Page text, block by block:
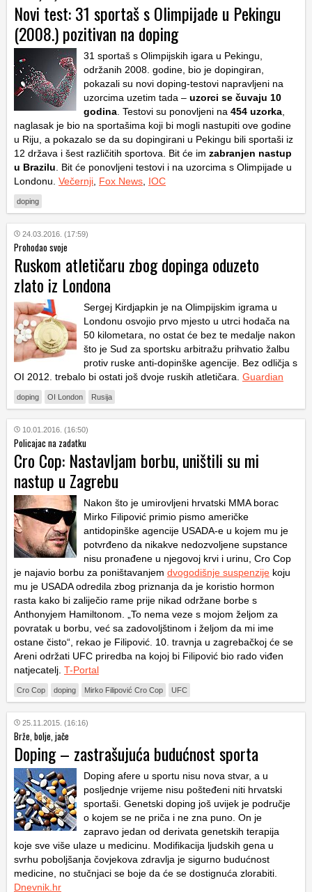
Novi test: 31 sportaš s Olimpijade u Pekingu
(2008.) pozitivan na doping
31 sportaš s Olimpijskih igara u Pekingu,
održanih 2008. godine, bio je dopingiran,
pokazali su novi doping-testovi napravljeni na
uzorcima uzetim tada – uzorci se čuvaju 10
godina . Testovi su ponovljeni na 454 uzorka
naglasak je bio na sportašima koji bi mogli nastupiti ove godine
u Riju, a pokazalo se da su dopingirani u Pekingu bili sportaši iz
12 država i šest različitih sportova. Bit će im zabranjen nastup
u Brazilu . Bit će ponovljeni testovi i na uzorcima s Olimpijade u
Londonu. Večernji Fox News IOC
doping
24.03.2016. (17:59)
Prohodao svoje
Ruskom atletičaru zbog dopinga oduzeto
zlato iz Londona
Sergej Kirdjapkin je na Olimpijskim igrama u
Londonu osvojio prvo mjesto u utrci hodača na
50 kilometara, no ostat će bez te medalje nakon
što je Sud za sportsku arbitražu prihvatio žalbu
protiv ruske anti-dopinške agencije. Bez odličja s
OI 2012. trebalo bi ostati još dvoje ruskih atletičara. Guardian
doping OI London Rusija
10.01.2016. (16:50)
Policajac na zadatku
Cro Cop: Nastavljam borbu, uništili su mi
nastup u Zagrebu
Nakon što je umirovljeni hrvatski MMA borac
Mirko Filipović primio pismo američke
antidopinške agencije USADA-e u kojem mu je
potvrđeno da nikakve nedozvoljene supstance
nisu pronađene u njegovoj krvi i urinu, Cro Cop
je najavio borbu za poništavanjem dvogodišnje suspenzije koju
mu je USADA odredila zbog priznanja da je koristio hormon
rasta kako bi zaliječio rame prije nikad održane borbe s
Anthonyjem Hamiltonom. „To nema veze s mojom željom za
povratak u borbu, već sa zadovoljštinom i željom da mi ime
ostane čisto“, rekao je Filipović. 10. travnja u zagrebačkoj će se
Areni održati UFC priredba na kojoj bi Filipović bio rado viđen
natjecatelj. T-Portal
Cro Cop doping Mirko Filipović Cro Cop UFC
25.11.2015. (16:16)
Brže, bolje, jače
Doping – zastrašujuća budućnost sporta
Doping afere u sportu nisu nova stvar, a u
posljednje vrijeme nisu pošteđeni niti hrvatski
sportaši. Genetski doping još uvijek je područje
o kojem se ne priča i ne zna puno. On je
zapravo jedan od derivata genetskih terapija
koje sve više ulaze u medicinu. Modifikacija ljudskih gena u
svrhu poboljšanja čovjekova zdravlja je sigurno budućnost
medicine, no stučnjaci se boje da će se dostignuća zlorabiti.
Dnevnik.hr